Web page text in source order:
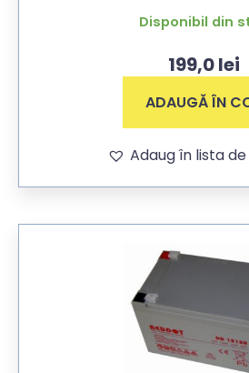
Disponibil din
199,0lei
ADAUGĂ ÎN
Adaug în lista